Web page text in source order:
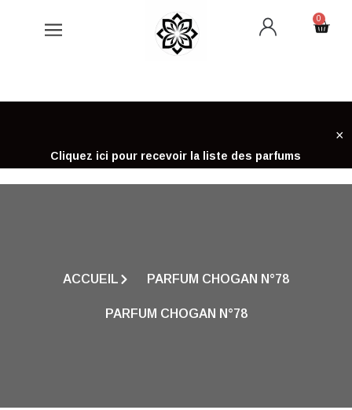
0
Cart
Cliquez ici pour recevoir la liste des parfums
×
ACCUEIL PARFUM CHOGAN N°78
PARFUM CHOGAN N°78